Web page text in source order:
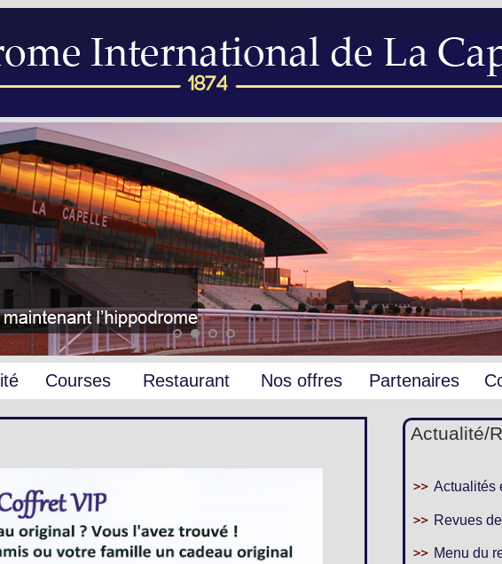
Courses Restaurant Nos offres
Loges
Groupes
Partenaires
Actualité/
Actualités
Revues
Menu du